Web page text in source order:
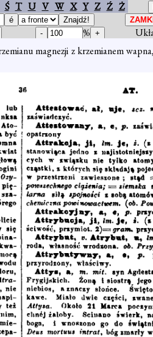
Ś T U V W X Y Z Ź Ż
%
magnezji z krzemianem